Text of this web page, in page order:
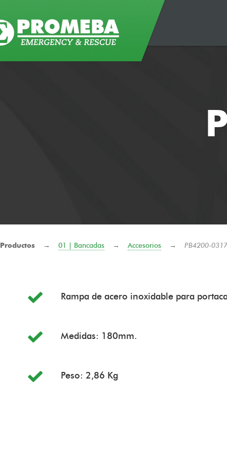
Productos → 01 | Bancadas → Accesorios → PB4200-
Rampa de acero inoxidable para
Medidas: 180mm.
Peso: 2,86 Kg